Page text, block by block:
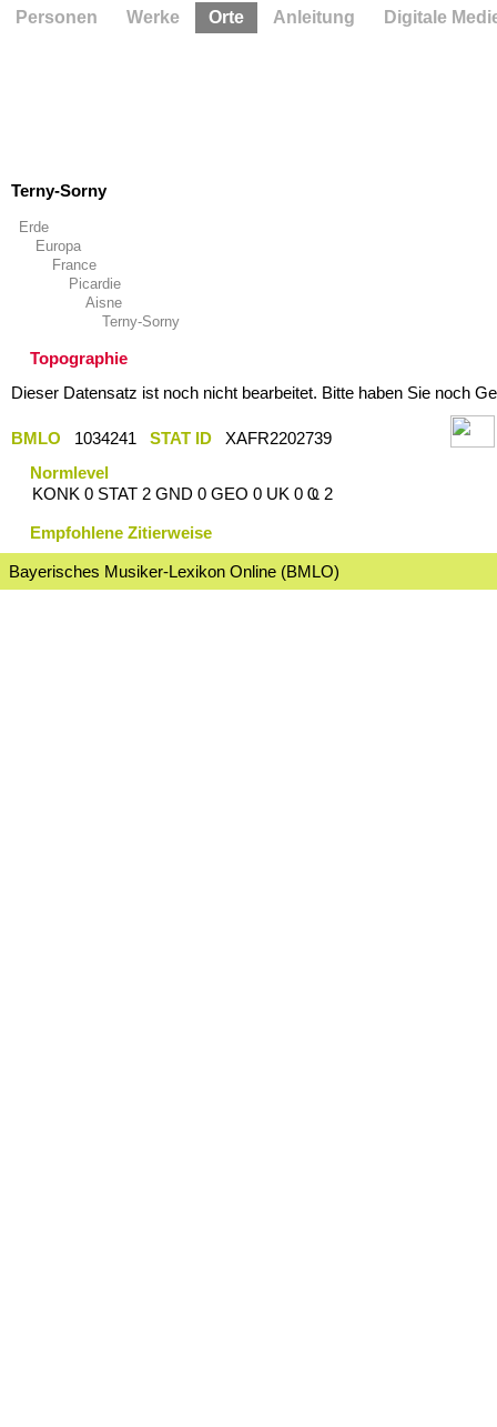
Terny-Sorny
Erde
Europa
France
Picardie
Aisne
Terny-Sorny
Topographie
Dieser Datensatz ist noch nicht bearbeitet. Bitte haben Sie noch
BMLO 1034241 STAT ID
XAFR2202739
Normlevel
KONK 0 STAT 2 GND 0 GEO 0 UK 0 Ҩ 2
Empfohlene Zitierweise
Bayerisches Musiker-Lexikon Online (BMLO)
Personen Werke Orte Anleitung Digitale